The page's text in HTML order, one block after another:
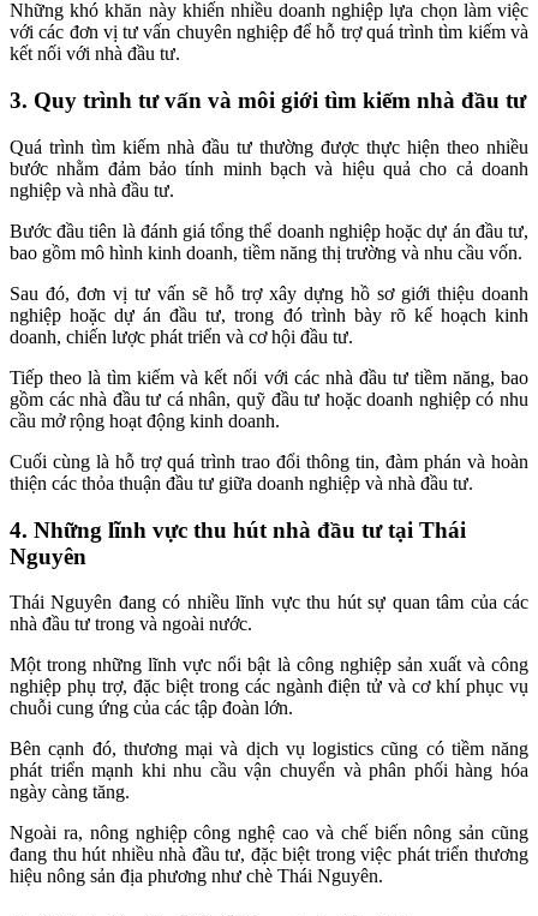
Những khó khăn này khiến nhiều doanh nghiệp lựa chọn làm việc
với các đơn vị tư vấn chuyên nghiệp để hỗ trợ quá trình tìm kiếm và
kết nối với nhà đầu tư.
3. Quy trình tư vấn và môi giới tìm kiếm nhà đầu tư
Quá trình tìm kiếm nhà đầu tư thường được thực hiện theo nhiều
bước nhằm đảm bảo tính minh bạch và hiệu quả cho cả doanh
nghiệp và nhà đầu tư.
Bước đầu tiên là đánh giá tổng thể doanh nghiệp hoặc dự án đầu tư,
bao gồm mô hình kinh doanh, tiềm năng thị trường và nhu cầu vốn.
Sau đó, đơn vị tư vấn sẽ hỗ trợ xây dựng hồ sơ giới thiệu doanh
nghiệp hoặc dự án đầu tư, trong đó trình bày rõ kế hoạch kinh
doanh, chiến lược phát triển và cơ hội đầu tư.
Tiếp theo là tìm kiếm và kết nối với các nhà đầu tư tiềm năng, bao
gồm các nhà đầu tư cá nhân, quỹ đầu tư hoặc doanh nghiệp có nhu
cầu mở rộng hoạt động kinh doanh.
Cuối cùng là hỗ trợ quá trình trao đổi thông tin, đàm phán và hoàn
thiện các thỏa thuận đầu tư giữa doanh nghiệp và nhà đầu tư.
4. Những lĩnh vực thu hút nhà đầu tư tại Thái
Nguyên
Thái Nguyên đang có nhiều lĩnh vực thu hút sự quan tâm của các
nhà đầu tư trong và ngoài nước.
Một trong những lĩnh vực nổi bật là công nghiệp sản xuất và công
nghiệp phụ trợ, đặc biệt trong các ngành điện tử và cơ khí phục vụ
chuỗi cung ứng của các tập đoàn lớn.
Bên cạnh đó, thương mại và dịch vụ logistics cũng có tiềm năng
phát triển mạnh khi nhu cầu vận chuyển và phân phối hàng hóa
ngày càng tăng.
Ngoài ra, nông nghiệp công nghệ cao và chế biến nông sản cũng
đang thu hút nhiều nhà đầu tư, đặc biệt trong việc phát triển thương
hiệu nông sản địa phương như chè Thái Nguyên.